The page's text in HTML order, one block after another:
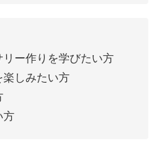
ー作りを学びたい方
しみたい方
方